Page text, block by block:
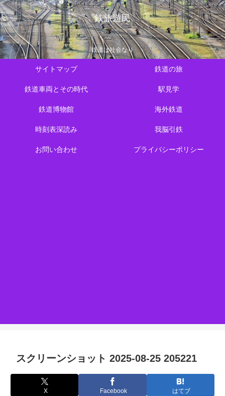
鉄旅遊民
鉄道は社会なり
サイトマップ 鉄道の旅
鉄道車両とその時代 駅見学
鉄道博物館 海外鉄道
時刻表深読み 我脳引鉄
お問い合わせ プライバシーポリシー
スクリーンショット 2025-08-25 205221
X Facebook はてブ